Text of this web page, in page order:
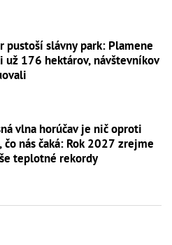
pustoší slávny park: Plamene
už 176 hektárov, návštevníkov
vlna horúčav je nič oproti
čo nás čaká: Rok 2027 zrejme
teplotné rekordy